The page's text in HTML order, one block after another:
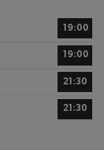
19:00
19:00
21:30
21:30